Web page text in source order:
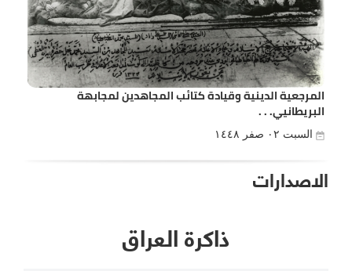
المرجعية الدينية وقيادة كتائب المجاهدين لمجابهة
البريطانيي. . .
السبت ٠٢ صفر ١٤٤٨
الاصدارات
ذاكرة العراق